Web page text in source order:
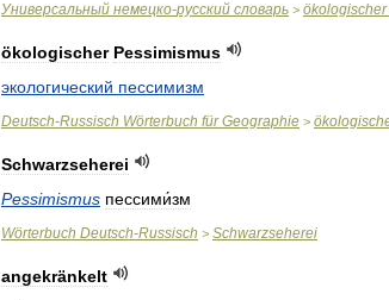
Универсальный немецко-русский словарь > ökologischer
ökologischer Pessimismus
экологический пессимизм
Deutsch-Russisch Wörterbuch für Geographie >
Schwarzseherei
Pessimismus пессими́зм
Wörterbuch Deutsch-Russisch > Schwarzseherei
angekränkelt